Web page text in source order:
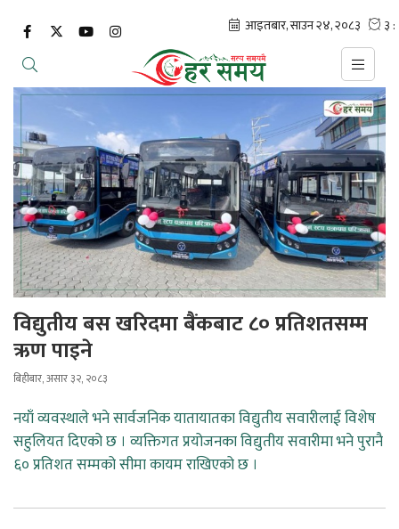
विद्युतीय बस खरिदमा बैंकबाट ८० प्रतिशतसम्म
ऋण पाइने
बिहीबार, असार ३२, २०८३
नयाँ व्यवस्थाले भने सार्वजनिक यातायातका विद्युतीय सवारीलाई विशेष
सहुलियत दिएको छ । व्यक्तिगत प्रयोजनका विद्युतीय सवारीमा भने पुरानै
६० प्रतिशत सम्मको सीमा कायम राखिएको छ ।